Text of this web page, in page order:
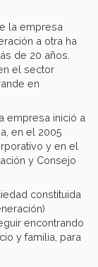
la empresa
a otra ha
de 20 años.
el sector
en
empresa inició a
en el 2005
y en el
y Consejo
constituida
encontrando
y familia, para